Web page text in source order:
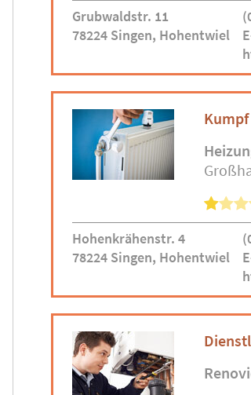
Grubwaldstr. 11
78224 Singen, Hohentwiel
Hohenkrähenstr. 4
78224 Singen, Hohentwiel